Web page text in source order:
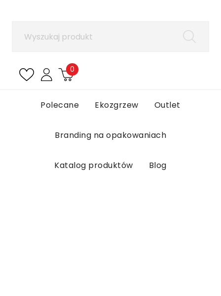
0
Polecane Ekozgrzew Outlet
Branding na opakowaniach
Katalog produktów Blog
Aby zapisać produkty na liście ulubionych, musisz
Anuluj Zaloguj się